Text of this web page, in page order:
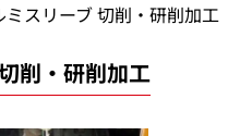
ミスリーブ 切削・研削加工
削・研削加工